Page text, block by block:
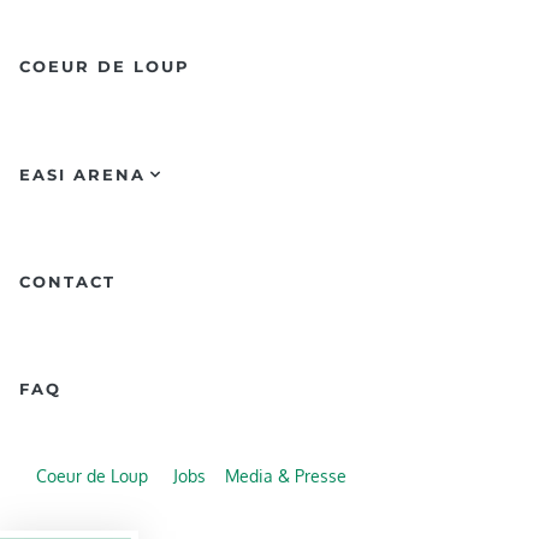
COEUR DE LOUP
EASI ARENA
CONTACT
FAQ
Coeur de Loup Jobs Media & Presse